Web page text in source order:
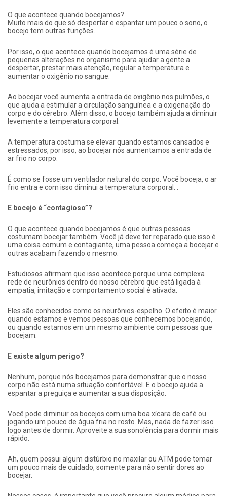
O que acontece quando bocejamos?
Muito mais do que só despertar e espantar um pouco o sono, o
bocejo tem outras funções.
Por isso, o que acontece quando bocejamos é uma série de
pequenas alterações no organismo para ajudar a gente a
despertar, prestar mais atenção, regular a temperatura e
aumentar o oxigênio no sangue.
Ao bocejar você aumenta a entrada de oxigênio nos pulmões, o
que ajuda a estimular a circulação sanguínea e a oxigenação do
corpo e do cérebro. Além disso, o bocejo também ajuda a diminuir
levemente a temperatura corporal.
A temperatura costuma se elevar quando estamos cansados e
estressados, por isso, ao bocejar nós aumentamos a entrada de
ar frio no corpo.
É como se fosse um ventilador natural do corpo. Você boceja, o ar
frio entra e com isso diminui a temperatura corporal. .
E bocejo é “contagioso”?
O que acontece quando bocejamos é que outras pessoas
costumam bocejar também. Você já deve ter reparado que isso é
uma coisa comum e contagiante, uma pessoa começa a bocejar e
outras acabam fazendo o mesmo.
Estudiosos afirmam que isso acontece porque uma complexa
rede de neurônios dentro do nosso cérebro que está ligada à
empatia, imitação e comportamento social é ativada.
Eles são conhecidos como os neurônios-espelho. O efeito é maior
quando estamos e vemos pessoas que conhecemos bocejando,
ou quando estamos em um mesmo ambiente com pessoas que
bocejam.
E existe algum perigo?
Nenhum, porque nós bocejamos para demonstrar que o nosso
corpo não está numa situação confortável. E o bocejo ajuda a
espantar a preguiça e aumentar a sua disposição.
Você pode diminuir os bocejos com uma boa xícara de café ou
jogando um pouco de água fria no rosto. Mas, nada de fazer isso
logo antes de dormir. Aproveite a sua sonolência para dormir mais
rápido.
Ah, quem possui algum distúrbio no maxilar ou ATM pode tomar
um pouco mais de cuidado, somente para não sentir dores ao
bocejar.